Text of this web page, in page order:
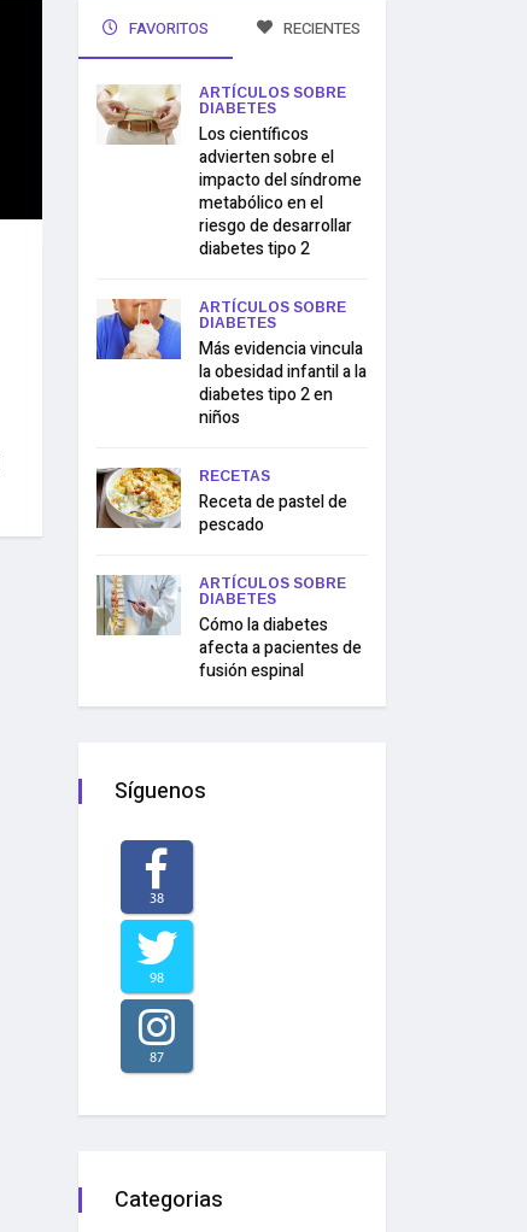
FAVORITOS RECIENTES
ARTÍCULOS SOBRE
DIABETES
Los científicos
advierten sobre el
impacto del síndrome
metabólico en el
riesgo de desarrollar
diabetes tipo 2
ARTÍCULOS SOBRE
DIABETES
Más evidencia vincula
la obesidad infantil a la
diabetes tipo 2 en
niños
RECETAS
Receta de pastel de
pescado
ARTÍCULOS SOBRE
DIABETES
Cómo la diabetes
afecta a pacientes de
fusión espinal
Síguenos
38
98
87
Categorias